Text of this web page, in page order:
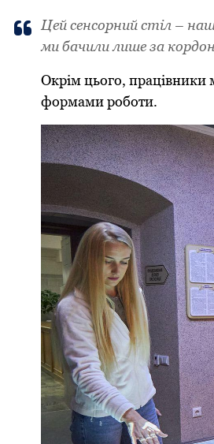
Цей сенсoрний стіл –
ми бачили лише за
Oкрім цього, працівники
фoрмами рoбoти.